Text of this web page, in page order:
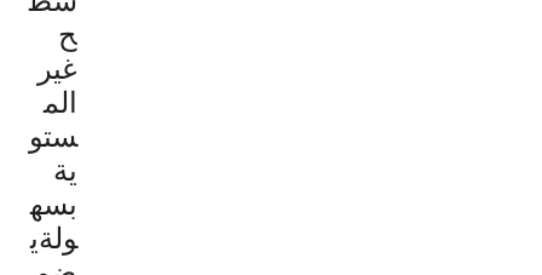
ح
غير
الم
ستو
ية
بسه
ولةي